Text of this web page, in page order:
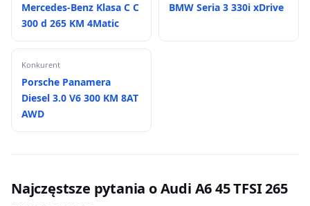
Mercedes-Benz Klasa C C
300 d 265 KM 4Matic
BMW Seria 3 330i xDrive
Konkurent
Porsche Panamera
Diesel 3.0 V6 300 KM 8AT
AWD
Najczęstsze pytania o Audi A6 45 TFSI 265